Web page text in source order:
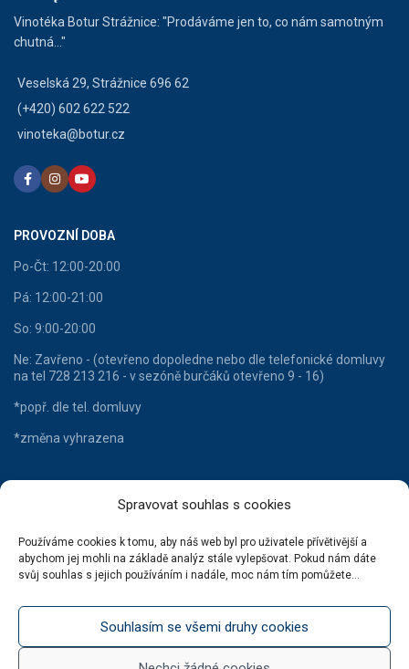
Spravovat souhlas s cookies
Používáme cookies k tomu, aby náš web byl pro uživatele přívětivější a
abychom jej mohli na základě analýz stále vylepšovat. Pokud nám dáte
svůj souhlas s jejich používáním i nadále, moc nám tím pomůžete...
Souhlasím se všemi druhy cookies
Vinotéka Botur Strážnice: "Prodáváme jen to, co nám samotným
chutná..."
Veselská 29, Strážnice 696 62
(+420) 602 622 522
vinoteka@botur.cz
PROVOZNÍ DOBA
Po-Čt: 12:00-20:00
Pá: 12:00-21:00
So: 9:00-20:00
Ne: Zavřeno - (otevřeno dopoledne nebo dle telefonické domluvy
na tel 728 213 216 - v sezóně burčáků otevřeno 9 - 16)
*popř. dle tel. domluvy
*změna vyhrazena
HLAVNÍ KATEGORIE
Lahvové víno
Šumivá vína